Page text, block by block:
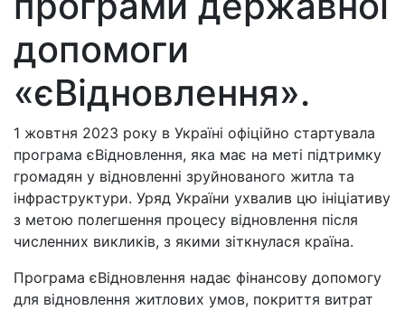
допомоги
«єВідновлення».
1 жовтня 2023 року в Україні офіційно стартувала
програма єВідновлення, яка має на меті підтримку
громадян у відновленні зруйнованого житла та
інфраструктури. Уряд України ухвалив цю ініціативу
з метою полегшення процесу відновлення після
численних викликів, з якими зіткнулася країна.
Програма єВідновлення надає фінансову допомогу
для відновлення житлових умов, покриття витрат